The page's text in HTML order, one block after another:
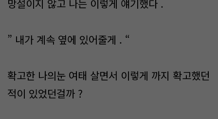
망설이지 않고 나는 이렇게 얘기했다 .
” 내가 계속 옆에 있어줄게 . “
확고한 나의눈 여태 살면서 이렇게 까지 확고했던
적이 있었던걸까 ?